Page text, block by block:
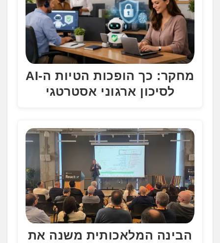
מחקר: כך הופכות הטיות ה-AI
לסיכון ארגוני אסטרטגי
הבינה המלאכותית משנה את